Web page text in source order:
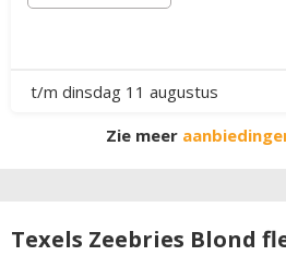
t/m dinsdag 11 augustus
Zie meer
Texels Zeebries Blond